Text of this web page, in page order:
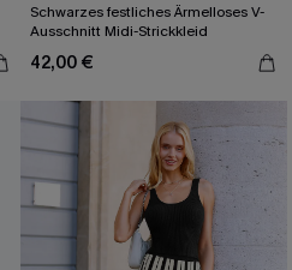
Schwarzes festliches Ärmelloses V-
Ausschnitt Midi-Strickkleid
42,00 €